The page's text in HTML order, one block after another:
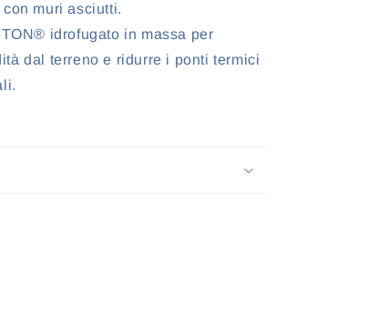
muri asciutti.
idrofugato in massa per
dal terreno e ridurre i ponti termici